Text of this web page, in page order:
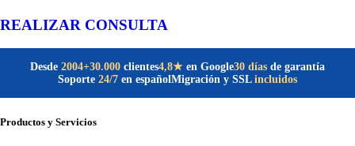
REALIZAR CONSULTA
Desde 2004+30.000 clientes4,8★ en Google30 días de garantía
Soporte 24/7 en españolMigración y SSL incluidos
Productos y Servicios